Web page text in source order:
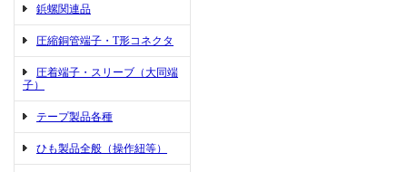
鋲螺関連品
圧縮銅管端子・T形コネクタ
圧着端子・スリーブ（大同端
子）
テープ製品各種
ひも製品全般（操作紐等）